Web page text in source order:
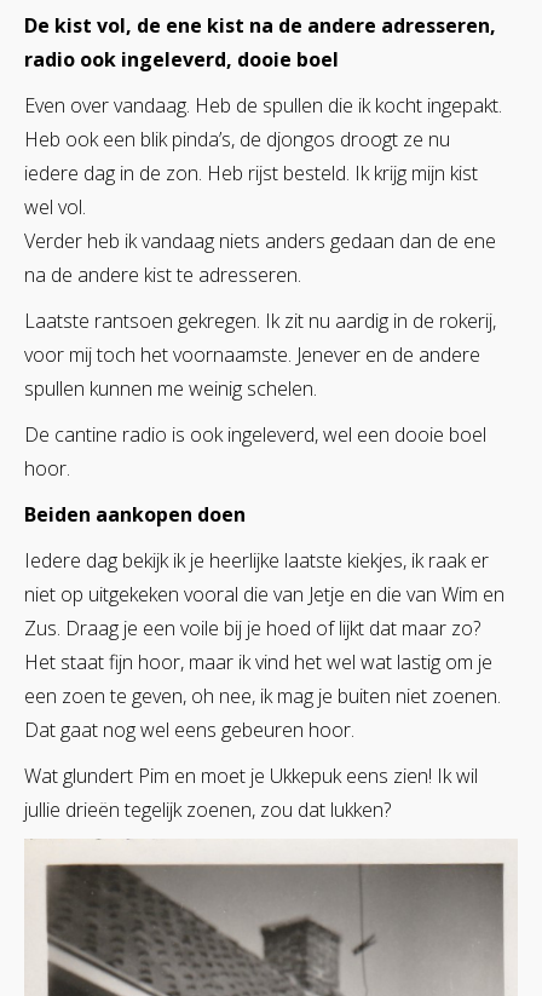
De kist vol, de ene kist na de andere adresseren,
radio ook ingeleverd, dooie boel
Even over vandaag. Heb de spullen die ik kocht ingepakt.
Heb ook een blik pinda’s, de djongos droogt ze nu
iedere dag in de zon. Heb rijst besteld. Ik krijg mijn kist
wel vol.
Verder heb ik vandaag niets anders gedaan dan de ene
na de andere kist te adresseren.
Laatste rantsoen gekregen. Ik zit nu aardig in de rokerij,
voor mij toch het voornaamste. Jenever en de andere
spullen kunnen me weinig schelen.
De cantine radio is ook ingeleverd, wel een dooie boel
hoor.
Beiden aankopen doen
Iedere dag bekijk ik je heerlijke laatste kiekjes, ik raak er
niet op uitgekeken vooral die van Jetje en die van Wim en
Zus. Draag je een voile bij je hoed of lijkt dat maar zo?
Het staat fijn hoor, maar ik vind het wel wat lastig om je
een zoen te geven, oh nee, ik mag je buiten niet zoenen.
Dat gaat nog wel eens gebeuren hoor.
Wat glundert Pim en moet je Ukkepuk eens zien! Ik wil
jullie drieën tegelijk zoenen, zou dat lukken?